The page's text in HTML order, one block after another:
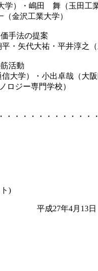
学）・嶋田 舞（玉田工
沢工業大学）
手法の提案
・矢代大祐・平井淳之（
活動
大学）・小出卓哉（大阪
専門学校）
・・・・・・・・・・
)
13日